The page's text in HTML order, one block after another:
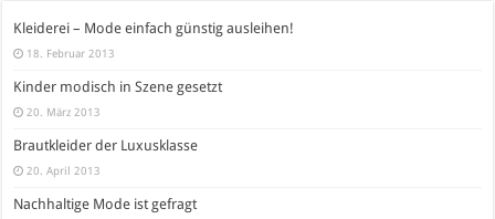
Kleiderei – Mode einfach günstig ausleihen!
18. Februar 2013
Kinder modisch in Szene gesetzt
20. März 2013
Brautkleider der Luxusklasse
20. April 2013
Nachhaltige Mode ist gefragt